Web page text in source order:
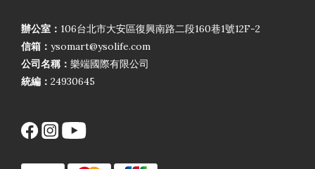
辦公室： 106台北市大安區復興南路二段160巷1號12F-2
信箱： ysomart@ysolife.com
公司名稱： 樂端國際有限公司
統編： 24930645